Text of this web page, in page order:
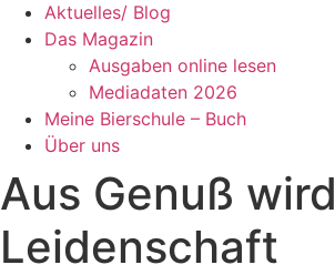
Aktuelles/ Blog
Das Magazin
Ausgaben online lesen
Mediadaten 2026
Meine Bierschule – Buch
Über uns
Aus Genuß wird
Leidenschaft